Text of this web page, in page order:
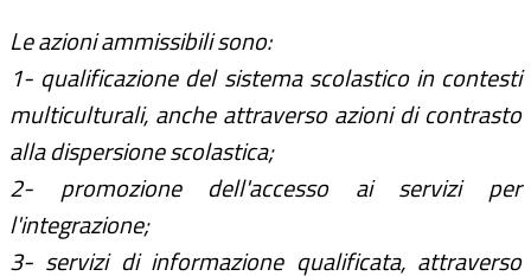
Le azioni ammissibili sono:
1- qualificazione del sistema scolastico in contesti
multiculturali, anche attraverso azioni di contrasto
alla dispersione scolastica;
2- promozione dell'accesso ai servizi per
l'integrazione;
3- servizi di informazione qualificata, attraverso